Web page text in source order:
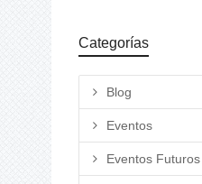
Categorías
Blog
Eventos
Eventos Futuros